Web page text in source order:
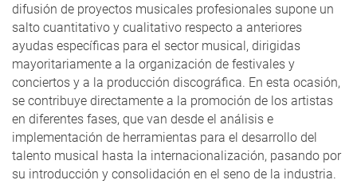
difusión de proyectos musicales profesionales supone un
salto cuantitativo y cualitativo respecto a anteriores
ayudas específicas para el sector musical, dirigidas
mayoritariamente a la organización de festivales y
conciertos y a la producción discográfica. En esta ocasión,
se contribuye directamente a la promoción de los artistas
en diferentes fases, que van desde el análisis e
implementación de herramientas para el desarrollo del
talento musical hasta la internacionalización, pasando por
su introducción y consolidación en el seno de la industria.